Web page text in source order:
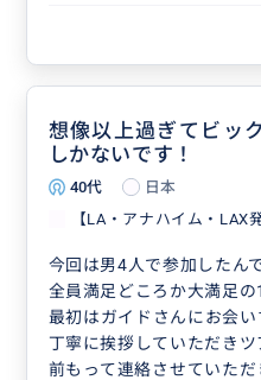
満足した体験になること
想像以上過ぎてビッ
しかないです！
40代
日本
【LA・アナハイム・LAX
今回は男4人で参加したん
全員満足どころか大満足の
最初はガイドさんにお会
丁寧に挨拶していただきツ
前もって連絡させていた